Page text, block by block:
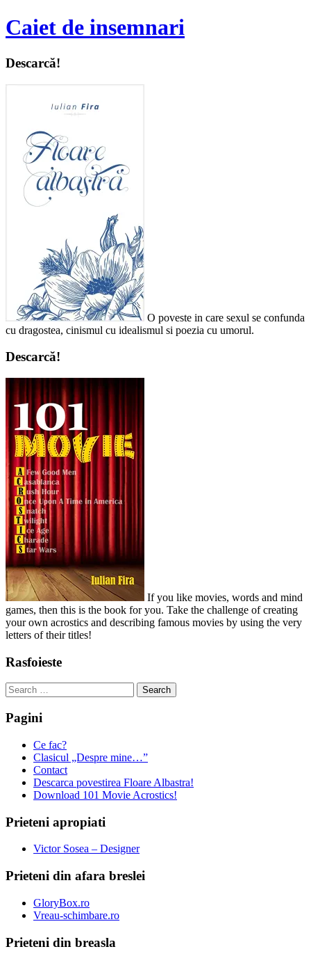
Caiet de insemnari
Descarcă!
O poveste in care sexul se confunda
cu dragostea, cinismul cu idealismul si poezia cu umorul.
Descarcă!
If you like movies, words and mind
games, then this is the book for you. Take the challenge of creating
your own acrostics and describing famous movies by using the very
letters of their titles!
Rasfoieste
Search
for:
Pagini
Ce fac?
Clasicul „Despre mine…”
Contact
Descarca povestirea Floare Albastra!
Download 101 Movie Acrostics!
Prieteni apropiati
Victor Sosea – Designer
Prieteni din afara breslei
GloryBox.ro
Vreau-schimbare.ro
Prieteni din breasla